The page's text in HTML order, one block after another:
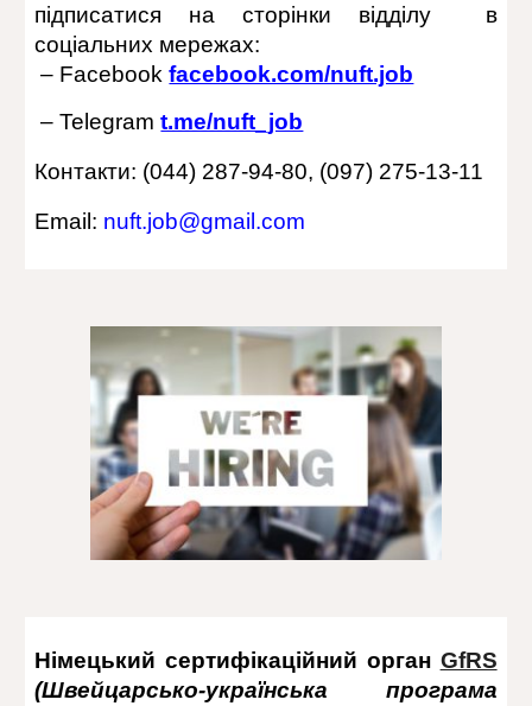
підписатися на сторінки відділу в
соціальних мережах:
– Facebook facebook.com/nuft.job
– Telegram t.me/nuft_job
Контакти: (044) 287-94-80, (097) 275-13-11
Email: nuft.job@gmail.com
Німецький сертифікаційний орган GfRS
(Швейцарсько-українська програма